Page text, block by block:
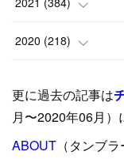
( 5 )
( 15
(24)
(17)
)
(12)
(35)
(33 )
(26)
(37)
(31)
(31)
(9)
(39)
( 23)
2020 (218)
(24)
( 42)
更に過去の記事は
月〜2020年06月）
ABOUT （タンブラ